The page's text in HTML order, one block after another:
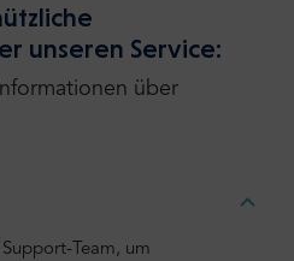
unseren Service:
über
Team, um